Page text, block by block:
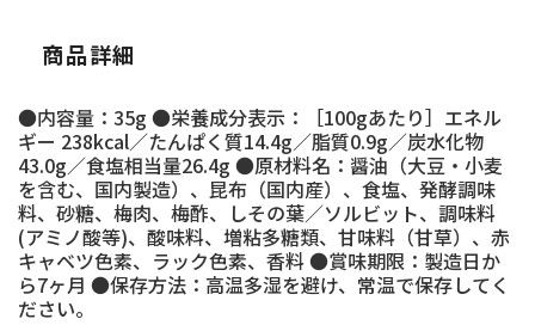
商品詳細
●内容量：35g ●栄養成分表示：［100gあたり］エネル
ギー 238kcal／たんぱく質14.4g／脂質0.9g／炭水化物
43.0g／食塩相当量26.4g ●原材料名：醤油（大豆・小麦
を含む、国内製造）、昆布（国内産）、食塩、発酵調味
料、砂糖、梅肉、梅酢、しその葉／ソルビット、調味料
(アミノ酸等)、酸味料、増粘多糖類、甘味料（甘草）、赤
キャベツ色素、ラック色素、香料 ●賞味期限：製造日か
ら7ヶ月 ●保存方法：高温多湿を避け、常温で保存してく
ださい。